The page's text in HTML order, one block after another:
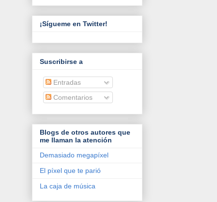
¡Sígueme en Twitter!
Suscribirse a
Entradas
Comentarios
Blogs de otros autores que
me llaman la atención
Demasiado megapíxel
El píxel que te parió
La caja de música